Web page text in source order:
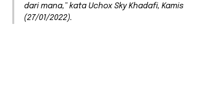
dari mana,” kata Uchox Sky Khadafi, Kamis
(27/01/2022).